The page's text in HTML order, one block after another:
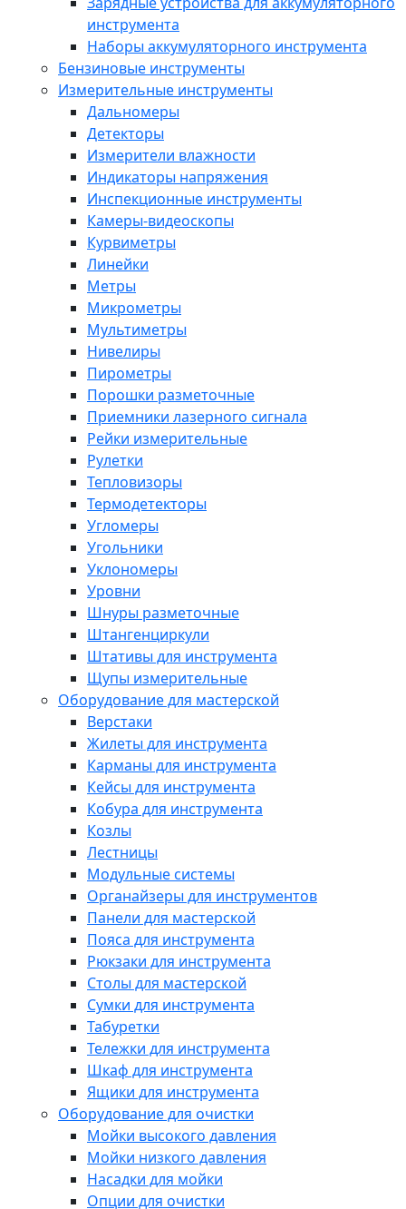
инструмента
Наборы аккумуляторного инструмента
Бензиновые инструменты
Измерительные инструменты
Дальномеры
Детекторы
Измерители влажности
Индикаторы напряжения
Инспекционные инструменты
Камеры-видеоскопы
Курвиметры
Линейки
Метры
Микрометры
Мультиметры
Нивелиры
Пирометры
Порошки разметочные
Приемники лазерного сигнала
Рейки измерительные
Рулетки
Тепловизоры
Термодетекторы
Угломеры
Угольники
Уклономеры
Уровни
Шнуры разметочные
Штангенциркули
Штативы для инструмента
Щупы измерительные
Оборудование для мастерской
Верстаки
Жилеты для инструмента
Карманы для инструмента
Кейсы для инструмента
Кобура для инструмента
Козлы
Лестницы
Модульные системы
Органайзеры для инструментов
Панели для мастерской
Пояса для инструмента
Рюкзаки для инструмента
Столы для мастерской
Сумки для инструмента
Табуретки
Тележки для инструмента
Шкаф для инструмента
Ящики для инструмента
Оборудование для очистки
Мойки высокого давления
Мойки низкого давления
Насадки для мойки
Опции для очистки